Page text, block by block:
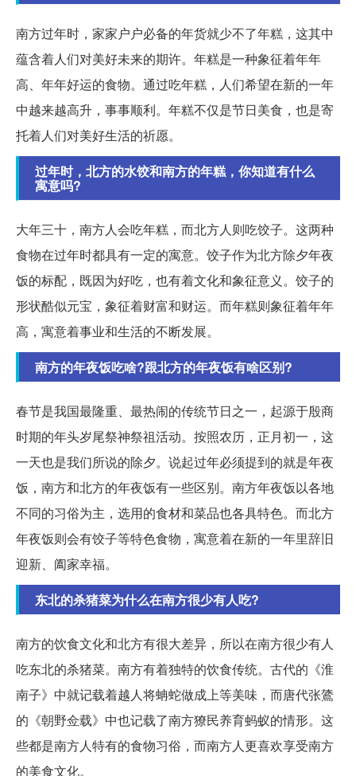
南方过年时，家家户户必备的年货就少不了年糕，这其中
蕴含着人们对美好未来的期许。年糕是一种象征着年年
高、年年好运的食物。通过吃年糕，人们希望在新的一年
中越来越高升，事事顺利。年糕不仅是节日美食，也是寄
托着人们对美好生活的祈愿。
过年时，北方的水饺和南方的年糕，你知道有什么
寓意吗?
大年三十，南方人会吃年糕，而北方人则吃饺子。这两种
食物在过年时都具有一定的寓意。饺子作为北方除夕年夜
饭的标配，既因为好吃，也有着文化和象征意义。饺子的
形状酷似元宝，象征着财富和财运。而年糕则象征着年年
高，寓意着事业和生活的不断发展。
南方的年夜饭吃啥?跟北方的年夜饭有啥区别?
春节是我国最隆重、最热闹的传统节日之一，起源于殷商
时期的年头岁尾祭神祭祖活动。按照农历，正月初一，这
一天也是我们所说的除夕。说起过年必须提到的就是年夜
饭，南方和北方的年夜饭有一些区别。南方年夜饭以各地
不同的习俗为主，选用的食材和菜品也各具特色。而北方
年夜饭则会有饺子等特色食物，寓意着在新的一年里辞旧
迎新、阖家幸福。
东北的杀猪菜为什么在南方很少有人吃?
南方的饮食文化和北方有很大差异，所以在南方很少有人
吃东北的杀猪菜。南方有着独特的饮食传统。古代的《淮
南子》中就记载着越人将蚺蛇做成上等美味，而唐代张鷟
的《朝野佥载》中也记载了南方獠民养育蚂蚁的情形。这
些都是南方人特有的食物习俗，而南方人更喜欢享受南方
的美食文化。